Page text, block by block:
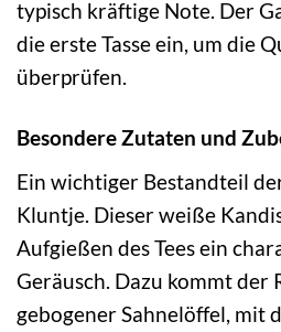
typisch kräftige Note. Der
die erste Tasse ein, um die
überprüfen.
Besondere Zutaten und
Ein wichtiger Bestandteil
Kluntje. Dieser weiße
Aufgießen des Tees ein
Geräusch. Dazu kommt der
gebogener Sahnelöffel, mit